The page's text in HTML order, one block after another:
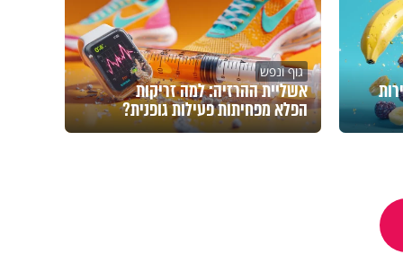
גוף ונפש
אשליית ההרזיה: למה זריקות
הפלא מפחיתות פעילות גופנית?